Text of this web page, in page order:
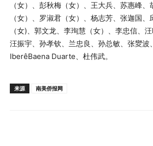
（女）、彭秋梅（女）、王大兵、苏惠峰
（女）、罗淑君（女）、杨志芳、张迦国
（女)、郭文龙、李珣慧（女）、李忠信、汪
汪振宇、孙孝钦、兰忠良、孙总敏、张夑波
IberêBaena Duarte、杜伟武。
来源 南美侨报网